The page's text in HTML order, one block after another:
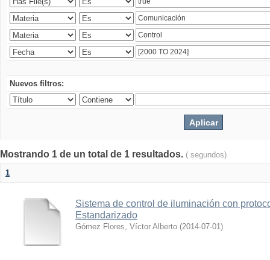
Nuevos filtros:
Mostrando 1 de un total de 1 resultados. ( segundos)
1
Sistema de control de iluminación con
Estandarizado
Gómez Flores, Víctor Alberto (2014-07-01)